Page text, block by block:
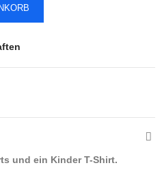
und ein Kinder T-Shirt.